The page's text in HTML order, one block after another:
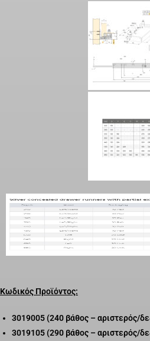
Κωδικός Προϊόντος:
3019005 (240 βάθος – αριστερός/
3019105 (290 βάθος – αριστερός/